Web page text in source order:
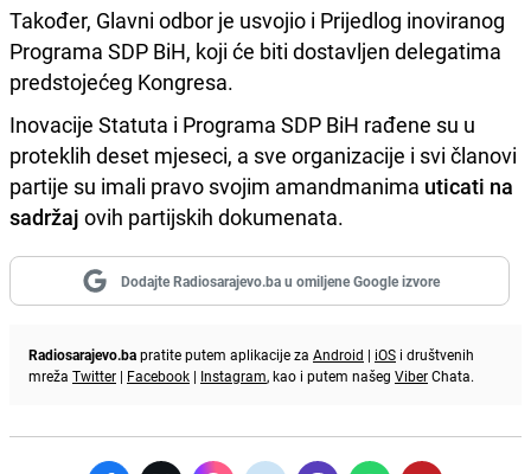
Također, Glavni odbor je usvojio i Prijedlog inoviranog
Programa SDP BiH, koji će biti dostavljen delegatima
predstojećeg Kongresa.
Inovacije Statuta i Programa SDP BiH rađene su u
proteklih deset mjeseci, a sve organizacije i svi članovi
partije su imali pravo svojim amandmanima uticati na
sadržaj ovih partijskih dokumenata.
Dodajte Radiosarajevo.ba u omiljene Google izvore
Radiosarajevo.bapratite putem aplikacije za Android | iOS i društvenih
mreža Twitter | Facebook | Instagram, kao i putem našeg ViberChata.